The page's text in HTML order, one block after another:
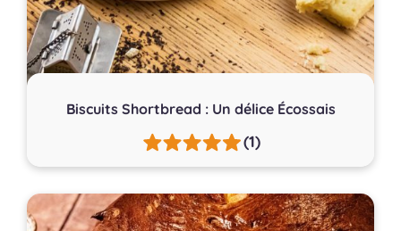
Biscuits Shortbread : Un délice Écossais
(1)